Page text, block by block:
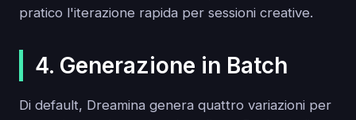
pratico l'iterazione rapida per sessioni creative.
4. Generazione in Batch
Di default, Dreamina genera quattro variazioni per